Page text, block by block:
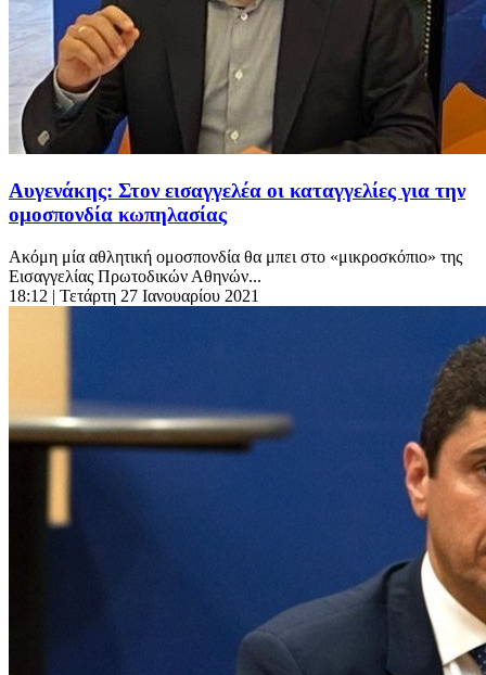
Αυγενάκης: Στον εισαγγελέα οι καταγγελίες για την
ομοσπονδία κωπηλασίας
Ακόμη μία αθλητική ομοσπονδία θα μπει στο «μικροσκόπιο» της
Εισαγγελίας Πρωτοδικών Αθηνών...
18:12 | Τετάρτη 27 Ιανουαρίου 2021